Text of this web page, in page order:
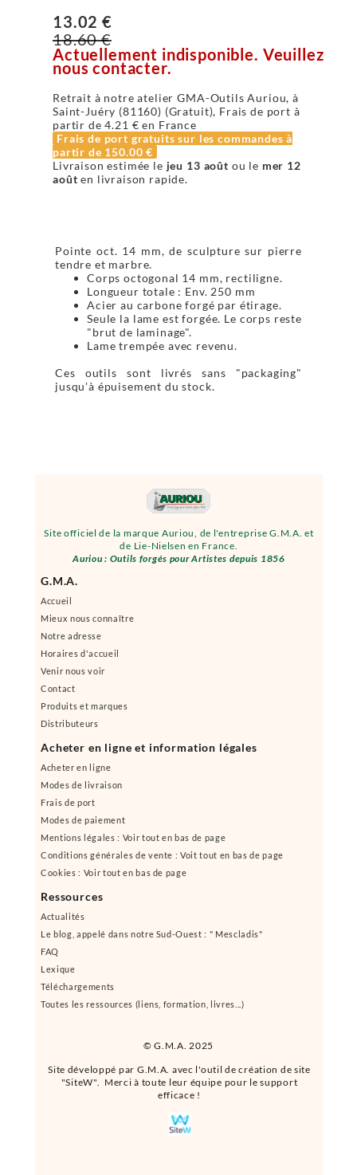
© G.M.A. 2025
Site officiel de la marque Auriou, de l'entreprise G.M.A. et
de Lie-Nielsen en France.
Auriou : Outils forgés pour Artistes depuis 1856
Site développé par G.M.A. avec l'outil de création de site
"SiteW". Merci à toute leur équipe pour le support
efficace !
G.M.A.
Accueil
Mieux nous connaître
Notre adresse
Horaires d'accueil
Venir nous voir
Contact
Produits et marques
Distributeurs
Acheter en ligne et information légales
Acheter en ligne
Modes de livraison
Frais de port
Modes de paiement
Mentions légales : Voir tout en bas de page
Conditions générales de vente : Voit tout en bas de page
Cookies : Voir tout en bas de page
Ressources
Actualités
Le blog, appelé dans notre Sud-Ouest : " Mescladis"
FAQ
Lexique
Téléchargements
Toutes les ressources (liens, formation, livres...)
13.02 €
18.60 €
Actuellement indisponible. Veuillez
nous contacter.
Retrait à notre atelier GMA-Outils Auriou, à
Saint-Juéry (81160) (Gratuit), Frais de port à
partir de4.21 € en France
Frais de port gratuits sur les commandes à
partir de 150.00 €
Livraison estimée le jeu 13 août ou le mer 12
août en livraison rapide.
Pointe oct. 14 mm, de sculpture sur pierre
tendre et marbre.
Corps octogonal 14 mm, rectiligne.
Longueur totale : Env. 250 mm
Acier au carbone forgé par étirage.
Seule la lame est forgée. Le corps reste
"brut de laminage".
Lame trempée avec revenu.
Ces outils sont livrés sans "packaging"
jusqu'à épuisement du stock.